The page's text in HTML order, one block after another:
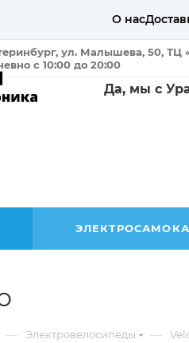
О нас
ул. Малышева, 50, ТЦ
с 10:00 до 20:00
Да, мы с
— Электровелосипеды —